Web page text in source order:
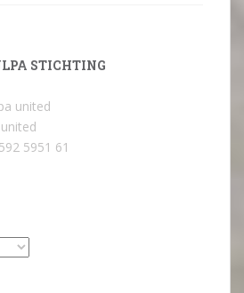
STICHTING
5951 61